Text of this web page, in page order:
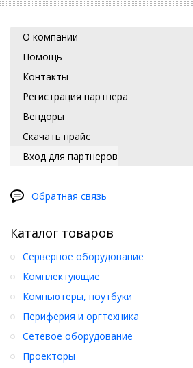
О компании
Помощь
Контакты
Регистрация партнера
Вендоры
Скачать прайс
Вход для партнеров
Обратная связь
Каталог товаров
Серверное оборудование
Комплектующие
Компьютеры, ноутбуки
Периферия и оргтехника
Сетевое оборудование
Проекторы